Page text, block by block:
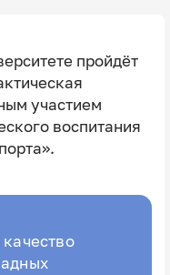
пройдёт
участием
воспитания